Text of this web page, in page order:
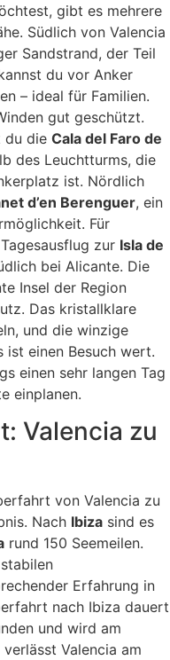
gibt es mehrere
Südlich von Valencia
Sandstrand, der Teil
du vor Anker
– ideal für Familien.
gut geschützt.
du die Cala del Faro de
des Leuchtturms, die
ist. Nördlich
d’en Berenguer, ein
Für
zur Isla de
bei Alicante. Die
Insel der Region
Das kristallklare
und die winzige
ist einen Besuch wert.
einen sehr langen Tag
einplanen.
Valencia zu
von Valencia zu
Nach Ibiza sind es
rund 150 Seemeilen.
Erfahrung in
nach Ibiza dauert
und wird am
Valencia am